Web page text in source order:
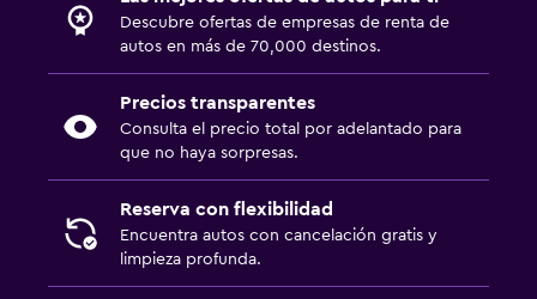
Descubre ofertas de empresas de renta de
autos en más de 70,000 destinos.
Precios transparentes
Consulta el precio total por adelantado para
que no haya sorpresas.
Reserva con flexibilidad
Encuentra autos con cancelación gratis y
limpieza profunda.